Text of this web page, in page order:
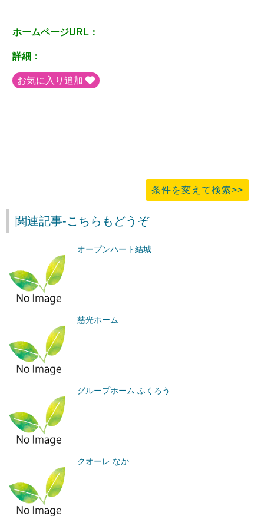
ホームページURL：
詳細：
お気に入り追加
条件を変えて検索>>
関連記事-こちらもどうぞ
オープンハート結城
慈光ホーム
グループホーム ふくろう
クオーレ なか